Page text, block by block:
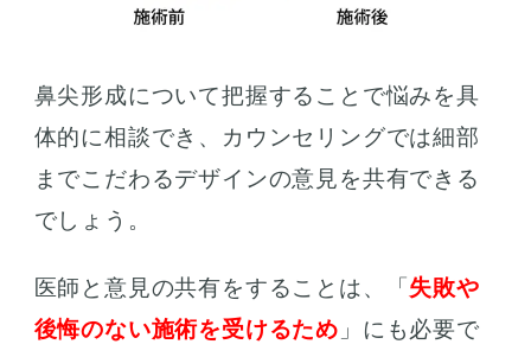
鼻尖形成について把握することで悩みを具
体的に相談でき、カウンセリングでは細部
までこだわるデザインの意見を共有できる
でしょう。
医師と意見の共有をすることは、「 失敗や
後悔のない施術を受けるため 」にも必要で